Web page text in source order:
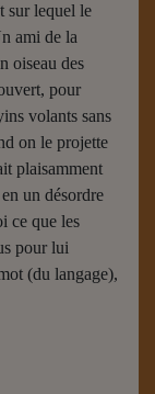
lequel le
ami de la
oiseau des
pour
volants sans
on le projette
plaisamment
un désordre
ce que les
pour lui
(du langage),